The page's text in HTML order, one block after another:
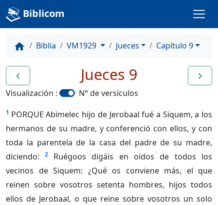
Biblicom
home Biblia VM1929 Jueces Capítulo 9
navigate_before navigate_next
Jueces 9
Visualización : N° de versículos
1 PORQUE Abimelec hijo de Jerobaal fué a Siquem, a los
hermanos de su madre, y conferenció con ellos, y con
toda la parentela de la casa del padre de su madre,
diciendo:
2
Ruégoos digáis en oídos de todos los
vecinos de Siquem: ¿Qué os conviene más, el que
reinen sobre vosotros setenta hombres, hijos todos
ellos de Jerobaal, o que reine sobre vosotros un solo